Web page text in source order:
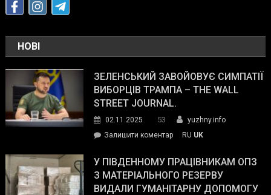
НОВІ
ЗЕЛЕНСЬКИЙ ЗАВОЙОВУЄ СИМПАТІЇ
ВИБОРЦІВ ТРАМПА – THE WALL
STREET JOURNAL.
02.11.2025 53
yuzhny.info
Залишити коментарon
завойовує
симпатії
виборців
RU UK
У ПІВДЕННОМУ ПРАЦІВНИКАМ ОПЗ
З МАТЕРІАЛЬНОГО РЕЗЕРВУ
ВИДАЛИ ГУМАНІТАРНУ ДОПОМОГУ